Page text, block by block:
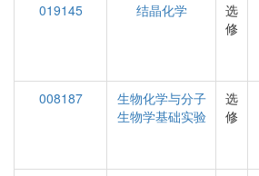
019145
结晶化学
选
修
008187
生物化学与分子
生物学基础实验
选
修